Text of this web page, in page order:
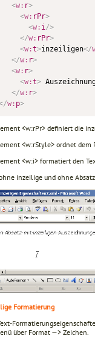
<w: r>
<w: rPr>
<w: i/>
</w: rPr>
<w:t>inzeiligen</
</w: r>
<w: r>
<w:t>
</w: r>
w: p>
<w:rPr> definiert die
<w:rStyle> ordnet
<w:i> formatiert den
inzeilige und ohne
Formatierung
über Format —> Zeichen.